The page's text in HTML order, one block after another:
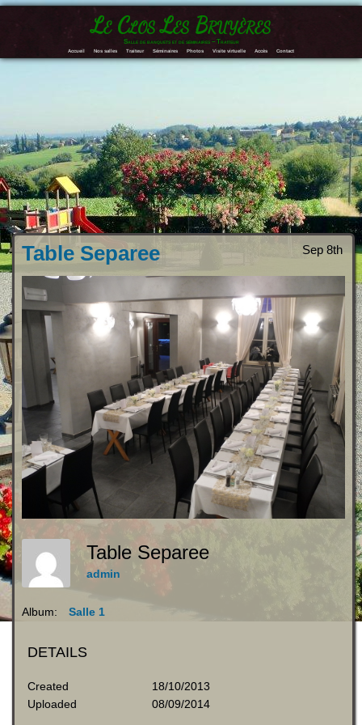
Le Clos Les Bruyères
Salle de banquets et de séminaires – Traiteur
Accueil Nos salles Traiteur Séminaires Photos Visite virtuelle Accès Contact
Sep 8th
Table Separee
Table Separee
admin
Album: Salle 1
DETAILS
Created
18/10/2013
Uploaded
08/09/2014